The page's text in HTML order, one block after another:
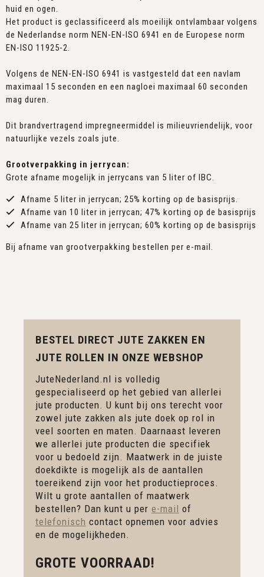
huid en ogen.
Het product is geclassificeerd als moeilijk ontvlambaar volgens
de Nederlandse norm NEN-EN-ISO 6941 en de Europese norm
EN-ISO 11925-2.
Volgens de NEN-EN-ISO 6941 is vastgesteld dat een navlam
maximaal 15 seconden en een nagloei maximaal 60 seconden
mag duren.
Dit brandvertragend impregneermiddel is milieuvriendelijk, voor
natuurlijke vezels zoals jute.
Grootverpakking in jerrycan:
Grote afname mogelijk in jerrycans van 5 liter of IBC.
Afname 5 liter in jerrycan; 25% korting op de basisprijs.
Afname van 10 liter in jerrycan; 47% korting op de basisprijs
Afname van 25 liter in jerrycan; 60% korting op de basisprijs
Bij afname van grootverpakking bestellen per e-mail.
BESTEL DIRECT JUTE ZAKKEN EN
JUTE ROLLEN IN ONZE WEBSHOP
JuteNederland.nl is volledig
gespecialiseerd op het gebied van allerlei
jute producten. U kunt bij ons terecht voor
zowel jute zakken als jute doek op rol in
veel soorten en maten. Daarnaast leveren
we allerlei jute producten die specifiek
voor u bedoeld zijn. Maatwerk in de juiste
doekdikte is mogelijk als de aantallen
toereikend zijn voor het productieproces.
Wilt u grote aantallen of maatwerk
bestellen? Dan kunt u per e-mail of
telefonisch contact opnemen voor advies
en de mogelijkheden.
GROTE VOORRAAD!